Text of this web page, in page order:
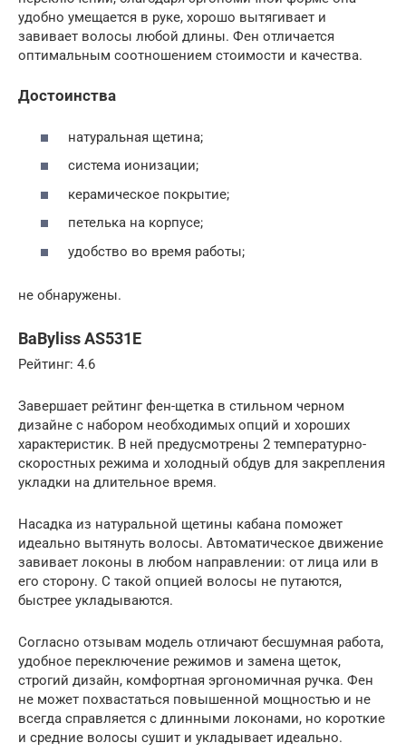
удобно умещается в руке, хорошо вытягивает и
завивает волосы любой длины. Фен отличается
оптимальным соотношением стоимости и качества.
Достоинства
натуральная щетина;
система ионизации;
керамическое покрытие;
петелька на корпусе;
удобство во время работы;
не обнаружены.
BaByliss AS531E
Рейтинг: 4.6
Завершает рейтинг фен-щетка в стильном черном
дизайне с набором необходимых опций и хороших
характеристик. В ней предусмотрены 2 температурно-
скоростных режима и холодный обдув для закрепления
укладки на длительное время.
Насадка из натуральной щетины кабана поможет
идеально вытянуть волосы. Автоматическое движение
завивает локоны в любом направлении: от лица или в
его сторону. С такой опцией волосы не путаются,
быстрее укладываются.
Согласно отзывам модель отличают бесшумная работа,
удобное переключение режимов и замена щеток,
строгий дизайн, комфортная эргономичная ручка. Фен
не может похвастаться повышенной мощностью и не
всегда справляется с длинными локонами, но короткие
и средние волосы сушит и укладывает идеально.